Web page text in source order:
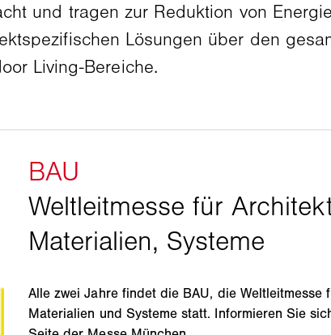
und tragen zur Reduktion von
Lösungen über den
Living-Bereiche.
Alle zwei Jahre findet die BAU, die Weltleitmesse
Materialien und Systeme statt. Informieren Sie